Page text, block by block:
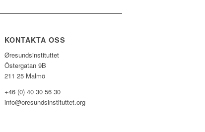
KONTAKTA OSS
Øresundsinstituttet
Östergatan 9B
211 25 Malmö
+46 (0) 40 30 56 30
info@oresundsinstituttet.org